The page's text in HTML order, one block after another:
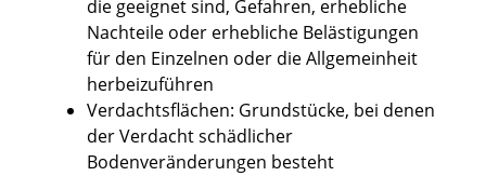
die geeignet sind, Gefahren, erhebliche
Nachteile oder erhebliche Belästigungen
für den Einzelnen oder die Allgemeinheit
herbeizuführen
Verdachtsflächen: Grundstücke, bei denen
der Verdacht schädlicher
Bodenveränderungen besteht